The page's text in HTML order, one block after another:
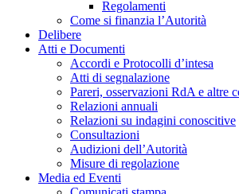
Regolamenti
Come si finanzia l’Autorità
Delibere
Atti e Documenti
Accordi e Protocolli d’intesa
Atti di segnalazione
Pareri, osservazioni RdA e altre
Relazioni annuali
Relazioni su indagini conoscitive
Consultazioni
Audizioni dell’Autorità
Misure di regolazione
Media ed Eventi